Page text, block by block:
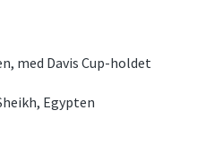
med Davis Cup-holdet
Egypten